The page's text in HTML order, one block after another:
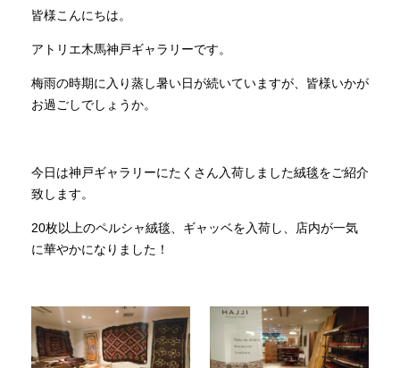
よくあるご質問
お問い合わせ
皆様こんにちは。
アトリエ木馬神戸ギャラリーです。
梅雨の時期に入り蒸し暑い日が続いていますが、皆様いかが
お過ごしでしょうか。
今日は神戸ギャラリーにたくさん入荷しました絨毯をご紹介
致します。
20枚以上のペルシャ絨毯、ギャッベを入荷し、店内が一気
に華やかになりました！